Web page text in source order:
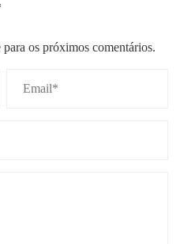
os próximos comentários.